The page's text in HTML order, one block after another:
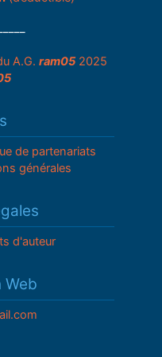
A.G. ram052025
de partenariats
générales
d'auteur
Web